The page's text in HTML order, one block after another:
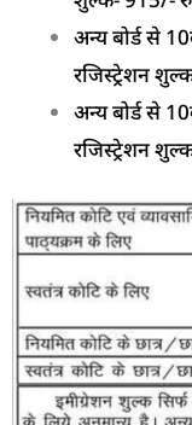
अन्य बोर्ड से
रजिस्ट्रेशन
अन्य बोर्ड से
रजिस्ट्रेशन